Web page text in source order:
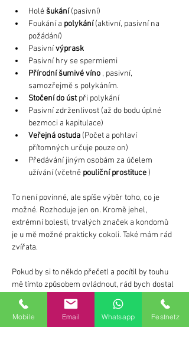
Holé šukání (pasivní)
Foukání a polykání (aktivní, pasivní na
požádání)
Pasivní výprask
Pasivní hry se spermiemi
Přírodní šumivé víno , pasivní,
samozřejmě s polykáním.
Stočení do úst při polykání
Pasivní zdrženlivost (až do bodu úplné
bezmoci a kapitulace)
Veřejná ostuda (Počet a pohlaví
přítomných určuje pouze on)
Předávání jiným osobám za účelem
užívání (včetně pouliční prostituce )
To není povinné, ale spíše výběr toho, co je
možné. Rozhoduje jen on. Kromě jehel,
extrémní bolesti, trvalých značek a kondomů
je u mě možné prakticky cokoli. Také mám rád
zvířata.
Pokud by si to někdo přečetl a pocítil by touhu
mě tímto způsobem ovládnout, rád bych dostal
zprávu na WhatsAppu.
S Domem se dohodneme na datu a já ho zde
Mobile Email Whatsapp Festnetz